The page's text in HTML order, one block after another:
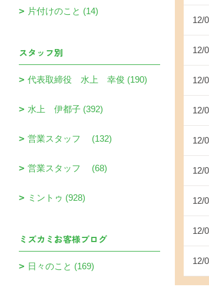
12/
12/
12/
12/
12/
12/
12/
12/
12/
片付けのこと (14)
スタッフ別
代表取締役 水上 幸俊 (190)
水上 伊都子 (392)
営業スタッフ (132)
営業スタッフ (68)
ミントゥ (928)
ミズカミお客様ブログ
日々のこと (169)